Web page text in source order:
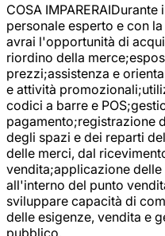
COSA
personale esperto e con
avrai l'opportunità di
riordino della
prezzi;assistenza e
e attività
codici a barre e
pagamento;registrazione
degli spazi e dei reparti
delle merci, dal
vendita;applicazione
all'interno del punto
sviluppare capacità di
delle esigenze, vendita e
pubblico.